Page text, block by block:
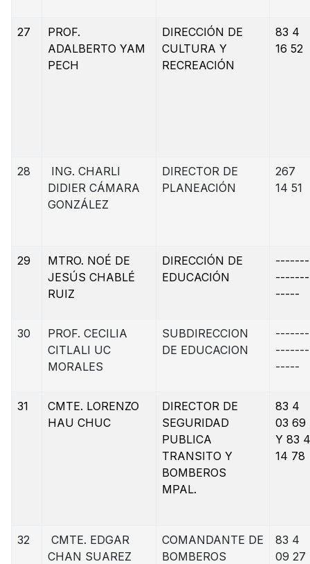
27
PROF.
ADALBERTO YAM
PECH
DIRECCIÓN DE
CULTURA Y
RECREACIÓN
83 4
16 52
28
ING. CHARLI
DIDIER CÁMARA
GONZÁLEZ
DIRECTOR DE
PLANEACIÓN
267
14 51
29
MTRO. NOÉ DE
JESÚS CHABLÉ
RUIZ
DIRECCIÓN DE
EDUCACIÓN
-------
-------
-----
30
PROF. CECILIA
CITLALI UC
MORALES
SUBDIRECCION
DE EDUCACION
-------
-------
-----
31
CMTE. LORENZO
HAU CHUC
DIRECTOR DE
SEGURIDAD
PUBLICA
TRANSITO Y
BOMBEROS
MPAL.
83 4
03 69
Y 83 4
14 78
32
CMTE. EDGAR
CHAN SUAREZ
COMANDANTE DE
BOMBEROS
83 4
09 27